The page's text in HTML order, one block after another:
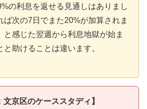
の利息を返せる見通しはありまし
ば次の7日でまた20%が加算されま
と感じた翌週から利息地獄が始ま
と助けることは違います。
京区のケーススタディ】